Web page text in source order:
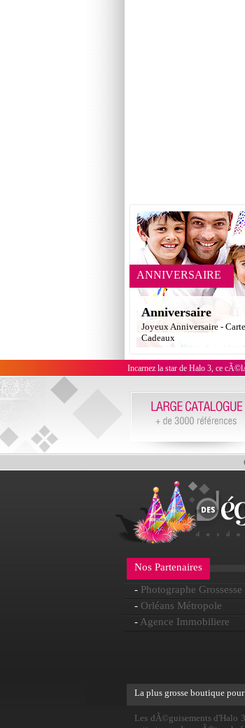
ANNIVERSAIRE
Anniversaire
Joyeux Anniversaire -
Cadeaux
Incarnez la star de Halo 3, ce
Nos Partenaires
- Photographe Grossesse
- Orléans Métropole
- Agence Immobiliere
La plus grosse boutique
Les dÃ©guisements d'Halo